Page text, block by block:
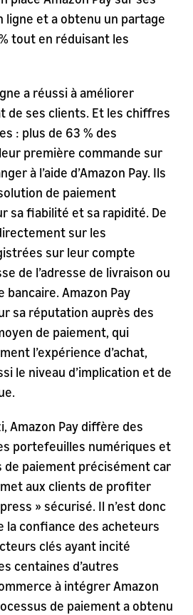
ligne et a obtenu un partage
tout en réduisant les
a réussi à améliorer
de ses clients. Et les chiffres
: plus de 63 % des
première commande sur
à l’aide d’Amazon Pay. Ils
de paiement
sa fiabilité et sa rapidité. De
sur les
sur leur compte
de l’adresse de livraison ou
bancaire. Amazon Pay
sa réputation auprès des
de paiement, qui
l’expérience d’achat,
le niveau d’implication et de
Amazon Pay diffère des
portefeuilles numériques et
de paiement précisément car
aux clients de profiter
» sécurisé. Il n’est donc
la confiance des acheteurs
clés ayant incité
centaines d’autres
à intégrer Amazon
de paiement a obtenu